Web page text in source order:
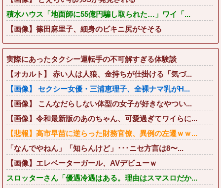
積水ハウス「地面師に55億円騙し取られた…」ワイ「...
【画像】篠田麻里子、細身のビキニ尻がそそる
実際にあったタクシー運転手の不可解すぎる体験談
【オカルト】 赤い人は人狼、金持ちが仕掛ける「気づ...
【画像】 セクシー女優・三浦恵理子、全裸ナマ乳がH...
【画像】 こんなだらしない体型の女子が好きなやつい...
【画像】令和最新版のあのちゃん、可愛過ぎてワイらに...
【悲報】高市早苗に逆らった財務官僚、異例の左遷ｗｗ...
「なんでやねん」「知らんけど」･･･ニセ方言は8〜...
【画像】エレベーターガール、AVデビューｗ
スロッターさん「優遇冷遇はある。理由はスマスロだか...